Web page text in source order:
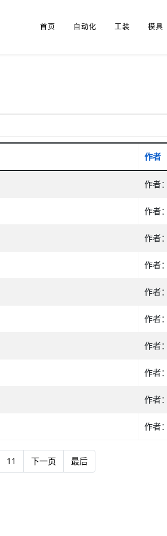
首页 自动化 工装 模具
作者
作者
作者
作者
作者
作者
作者
作者
作者
作者
作者
11 下一页 最后